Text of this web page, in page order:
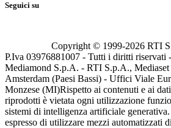
Seguici su
Copyright © 1999-2026 RTI
P.Iva 03976881007 - Tutti i diritti riservati
Mediamond S.p.A. - RTI S.p.A., Mediaset
Amsterdam (Paesi Bassi) - Uffici Viale
Monzese (MI)Rispetto ai contenuti e ai
riprodotti è vietata ogni utilizzazione
sistemi di intelligenza artificiale
espresso di utilizzare mezzi automatizzati